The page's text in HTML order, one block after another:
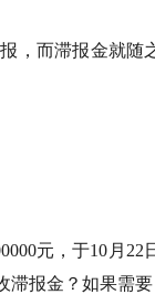
，而滞报金就随
元，于10月
报金？如果需